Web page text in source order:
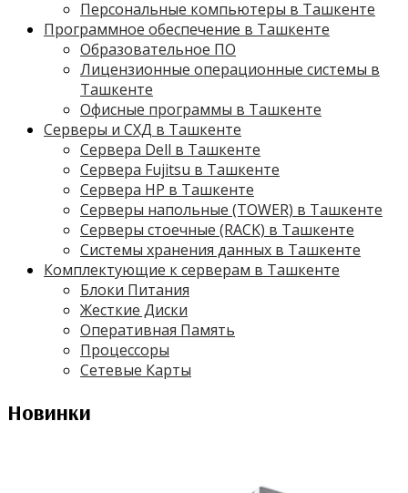
Персональные компьютеры в Ташкенте
Программное обеспечение в Ташкенте
Образовательное ПО
Лицензионные операционные системы в
Ташкенте
Офисные программы в Ташкенте
Серверы и СХД в Ташкенте
Сервера Dell в Ташкенте
Сервера Fujitsu в Ташкенте
Сервера HP в Ташкенте
Серверы напольные (TOWER) в Ташкенте
Серверы стоечные (RACK) в Ташкенте
Системы хранения данных в Ташкенте
Комплектующие к серверам в Ташкенте
Блоки Питания
Жесткие Диски
Оперативная Память
Процессоры
Сетевые Карты
Новинки